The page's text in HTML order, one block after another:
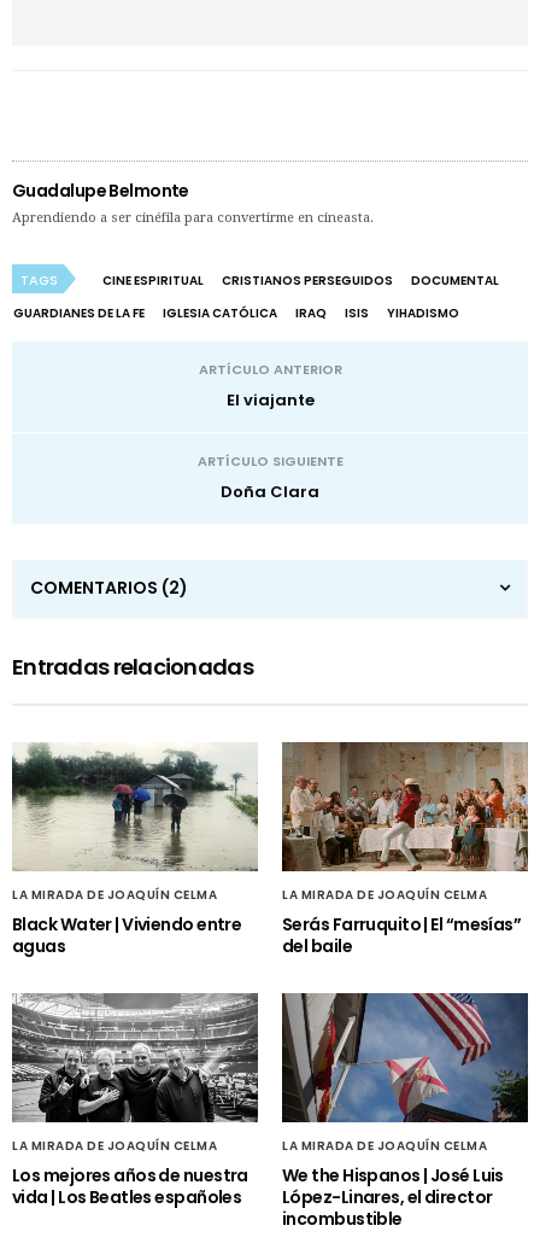
Guadalupe Belmonte
Aprendiendo a ser cinéfila para convertirme en cineasta.
TAGS CINE ESPIRITUAL CRISTIANOS PERSEGUIDOS
DOCUMENTAL
GUARDIANES DE LA FE
IGLESIA CATÓLICA IRAQ ISIS YIHADISMO
ARTÍCULO ANTERIOR
El viajante
ARTÍCULO SIGUIENTE
Doña Clara
COMENTARIOS (2)
Entradas relacionadas
LA MIRADA DE JOAQUÍN CELMA
Black Water | Viviendo entre
aguas
LA MIRADA DE JOAQUÍN CELMA
Serás Farruquito | El “mesías”
del baile
LA MIRADA DE JOAQUÍN CELMA
Los mejores años de nuestra
vida | Los Beatles españoles
LA MIRADA DE JOAQUÍN CELMA
We the Hispanos | José Luis
López-Linares, el director
incombustible